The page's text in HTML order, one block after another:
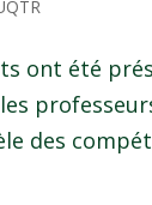
ont été
des